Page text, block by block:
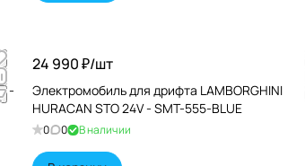
-
24 990 ₽/шт
Электромобиль для дрифта LAMBORGHINI
HURACAN STO 24V - SMT-555-BLUE
0 0 В наличии